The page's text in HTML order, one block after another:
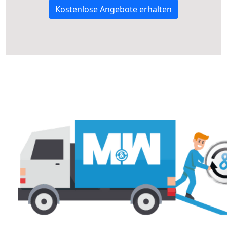
Kostenlose Angebote erhalten